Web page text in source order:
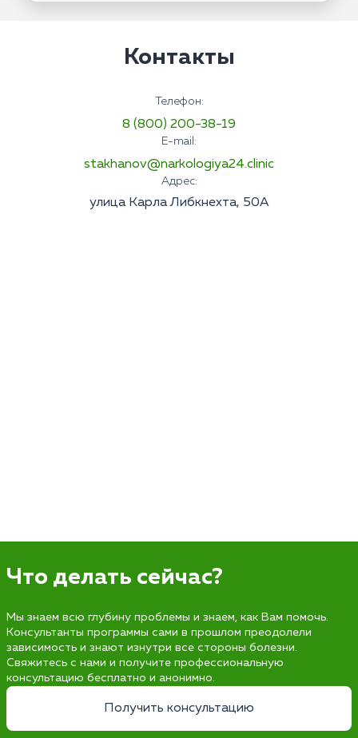
Контакты
Телефон:
8 (800) 200-38-19
E-mail:
stakhanov@narkologiya24.clinic
Адрес:
улица Карла Либкнехта, 50А
Что делать сейчас?
Мы знаем всю глубину проблемы и знаем, как Вам помочь.
Консультанты программы сами в прошлом преодолели
зависимость и знают изнутри все стороны болезни.
Свяжитесь с нами и получите профессиональную
консультацию бесплатно и анонимно.
Получить консультацию